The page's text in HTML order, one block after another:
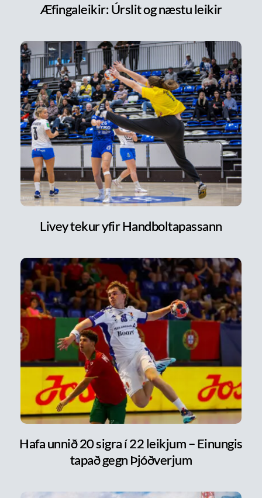
Æfingaleikir: Úrslit og næstu leikir
Livey tekur yfir Handboltapassann
Hafa unnið 20 sigra í 22 leikjum – Einungis
tapað gegn Þjóðverjum